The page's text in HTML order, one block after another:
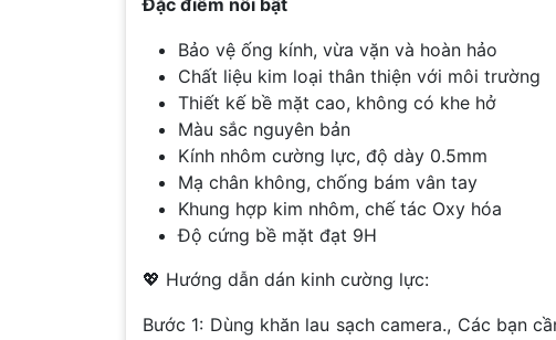
Đặc điểm nổi bật
Bảo vệ ống kính, vừa vặn và hoàn hảo
Chất liệu kim loại thân thiện với môi trường
Thiết kế bề mặt cao, không có khe hở
Màu sắc nguyên bản
Kính nhôm cường lực, độ dày 0.5mm
Mạ chân không, chống bám vân tay
Khung hợp kim nhôm, chế tác Oxy hóa
Độ cứng bề mặt đạt 9H
💖 Hướng dẫn dán kinh cường lực:
Bước 1: Dùng khăn lau sạch camera., Các bạn